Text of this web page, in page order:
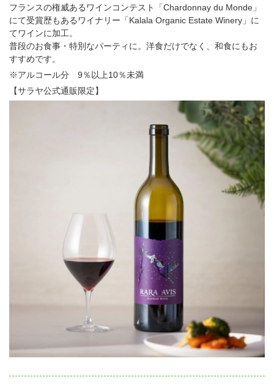
フランスの権威あるワインコンテスト「Chardonnay du Monde」
にて受賞歴もあるワイナリー「Kalala Organic Estate Winery」に
てワインに加工。
普段のお食事・特別なパーティに。洋食だけでなく、和食にもお
すすめです。
※アルコール分 9％以上10％未満
【サラヤ公式通販限定】